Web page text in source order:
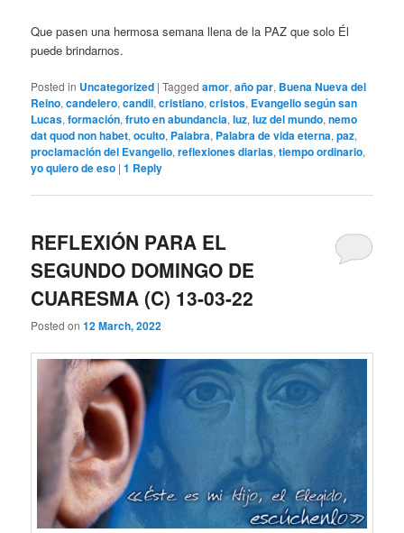
Que pasen una hermosa semana llena de la PAZ que solo Él
puede brindarnos.
Posted in Uncategorized |Tagged amor,año par, Buena Nueva del
Reino,candelero,candil,cristiano,cristos, Evangelio según san
Lucas,formación,fruto en abundancia,luz,luz del mundo,nemo
dat quod non habet,oculto, Palabra, Palabra de vida eterna,paz,
proclamación del Evangelio,reflexiones diarias,tiempo ordinario,
yo quiero de eso |1 Reply
REFLEXIÓN PARA EL
SEGUNDO DOMINGO DE
CUARESMA (C) 13-03-22
Posted on12 March, 2022